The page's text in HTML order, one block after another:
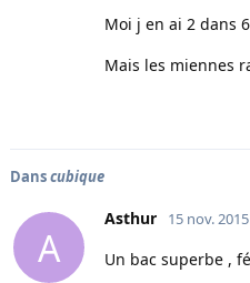
Moi j en ai 2 dans
Mais les miennes
Danscubique
A
Asthur 15 nov. 2015
Un bac superbe ,